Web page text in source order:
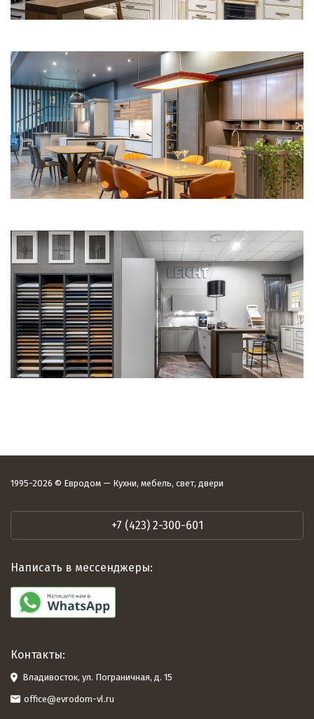
1995-2026 © Евродом — Кухни, мебель, свет, двери
+7 (423) 2-300-601
Написать в мессенджеры:
Контакты:
Владивосток, ул. Пограничная, д. 15
office@evrodom-vl.ru